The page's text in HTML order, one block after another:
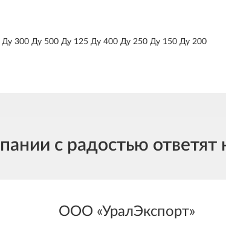
300 Ду 500 Ду 125 Ду 400 Ду 250 Ду 150 Ду 200
с радостью ответят
ООО «УралЭкспорт»